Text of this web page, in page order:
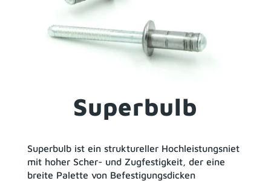
Superbulb
Superbulb ist ein struktureller Hochleistungsniet
mit hoher Scher- und Zugfestigkeit, der eine
breite Palette von Befestigungsdicken